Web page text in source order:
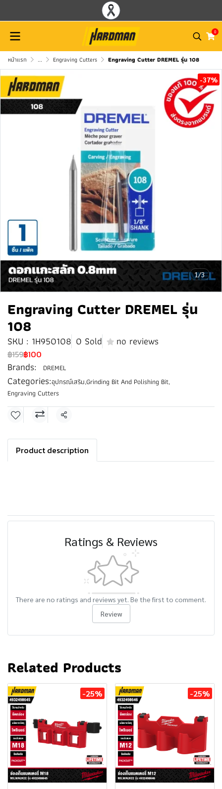
0
หน้าแรก ... Engraving Cutters Engraving Cutter DREMEL รุ่น 108
1/3
-37%
Engraving Cutter DREMEL รุ่น
108
SKU : 1H950108 0 Sold no reviews
฿159฿100
Brands: DREMEL
Categories:อุปกรณ์เสริม,Grinding Bit And Polishing Bit,
Engraving Cutters
Share
Product description
Ratings & Reviews
There are no ratings and reviews yet. Be the first to comment.
Review
Related Products
-25% -25%